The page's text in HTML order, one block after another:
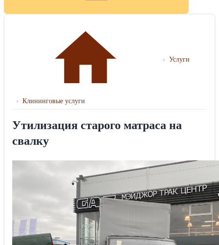
› Услуги
› Клининговые услуги
Утилизация старого матраса на
свалку